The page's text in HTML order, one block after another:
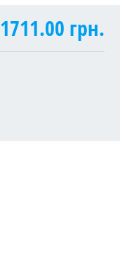
1711.00 грн.